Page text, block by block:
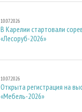
10.07.2026
В Карелии стартовали
«Лесоруб-2026»
10.07.2026
Открыта регистрация на
«Мебель-2026»